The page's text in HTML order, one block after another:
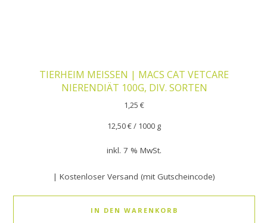
TIERHEIM MEISSEN | MACS CAT VETCARE
NIERENDIÄT 100G, DIV. SORTEN
1,25€
12,50€/ 1000 g
inkl. 7 % MwSt.
| Kostenloser Versand (mit Gutscheincode)
IN DEN WARENKORB